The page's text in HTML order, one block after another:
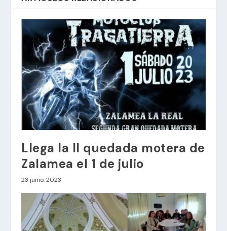
Llega la II quedada motera de
Zalamea el 1 de julio
23 junio, 2023